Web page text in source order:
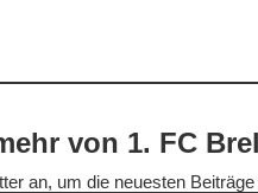
von 1. FC
an, um die neuesten